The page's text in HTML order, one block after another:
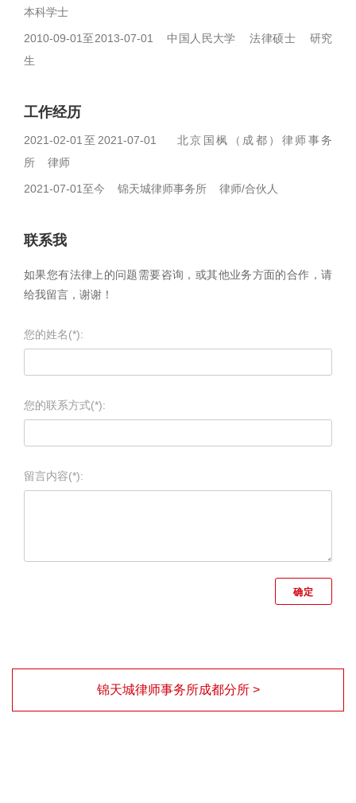
本科学士
2010-09-01至2013-07-01 中国人民大学 法律硕士 研究
生
工作经历
2021-02-01至2021-07-01 北京国枫（成都）律师事务
所 律师
2021-07-01至今 锦天城律师事务所 律师/合伙人
联系我
如果您有法律上的问题需要咨询，或其他业务方面的合作，请
给我留言，谢谢！
您的姓名(*):
您的联系方式(*):
留言内容(*):
锦天城律师事务所成都分所 >